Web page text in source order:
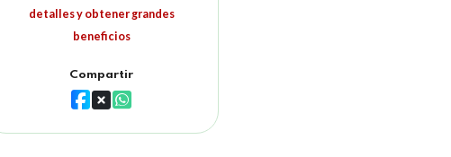
detalles y obtener grandes
beneficios
Compartir